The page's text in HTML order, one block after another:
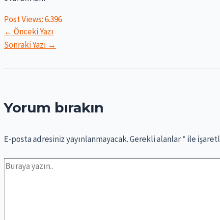
Post Views:6.396
Yazı
gezinmesi
← Önceki Yazı
Sonraki Yazı →
Yorum bırakın
E-posta adresiniz yayınlanmayacak.Gerekli alanlar* ile
Buraya